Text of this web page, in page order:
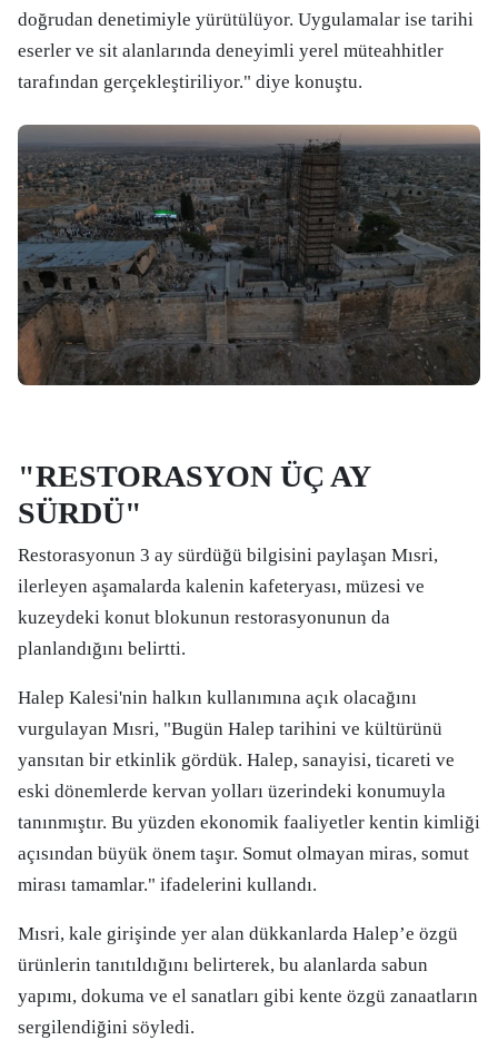
doğrudan denetimiyle yürütülüyor. Uygulamalar ise tarihi
eserler ve sit alanlarında deneyimli yerel müteahhitler
tarafından gerçekleştiriliyor." diye konuştu.
"RESTORASYON ÜÇ AY
SÜRDÜ"
Restorasyonun 3 ay sürdüğü bilgisini paylaşan Mısri,
ilerleyen aşamalarda kalenin kafeteryası, müzesi ve
kuzeydeki konut blokunun restorasyonunun da
planlandığını belirtti.
Halep Kalesi'nin halkın kullanımına açık olacağını
vurgulayan Mısri, "Bugün Halep tarihini ve kültürünü
yansıtan bir etkinlik gördük. Halep, sanayisi, ticareti ve
eski dönemlerde kervan yolları üzerindeki konumuyla
tanınmıştır. Bu yüzden ekonomik faaliyetler kentin kimliği
açısından büyük önem taşır. Somut olmayan miras, somut
mirası tamamlar." ifadelerini kullandı.
Mısri, kale girişinde yer alan dükkanlarda Halep’e özgü
ürünlerin tanıtıldığını belirterek, bu alanlarda sabun
yapımı, dokuma ve el sanatları gibi kente özgü zanaatların
sergilendiğini söyledi.